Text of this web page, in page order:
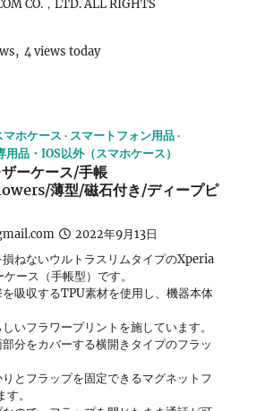
CO.，LTD. ALL RIGHTS
4 views today
マホケース
スマートフォン用品
用品・IOS以外（スマホケース）
ーケース/手帳
薄型/磁石付き/ディープピ
2022年9月13日
ねないウルトラスリムタイプのXperia
ース（手帳型）です。
吸収するTPU素材を使用し、機器本体
いフラワープリントを施しています。
分をカバーする横開きタイプのフラッ
とフラップを固定できるマグネットフ
。